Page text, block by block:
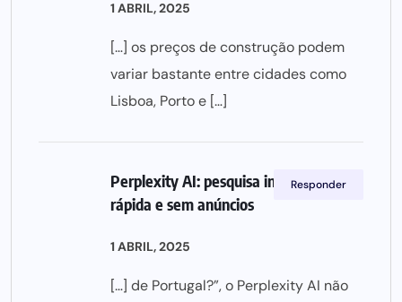
1 ABRIL, 2025
[…] os preços de construção podem
variar bastante entre cidades como
Lisboa, Porto e […]
Perplexity AI: pesquisa inteligente,
rápida e sem anúncios
1 ABRIL, 2025
[…] de Portugal?”, o Perplexity AI não
Responder